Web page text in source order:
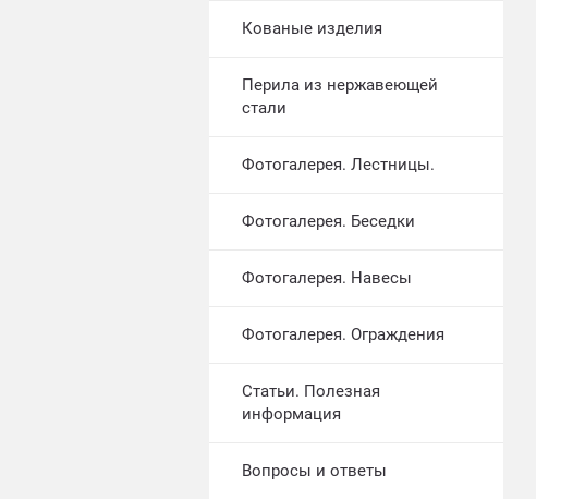
Кованые изделия
Перила из нержавеющей
стали
Фотогалерея. Лестницы.
Фотогалерея. Беседки
Фотогалерея. Навесы
Фотогалерея. Ограждения
Статьи. Полезная
информация
Вопросы и ответы